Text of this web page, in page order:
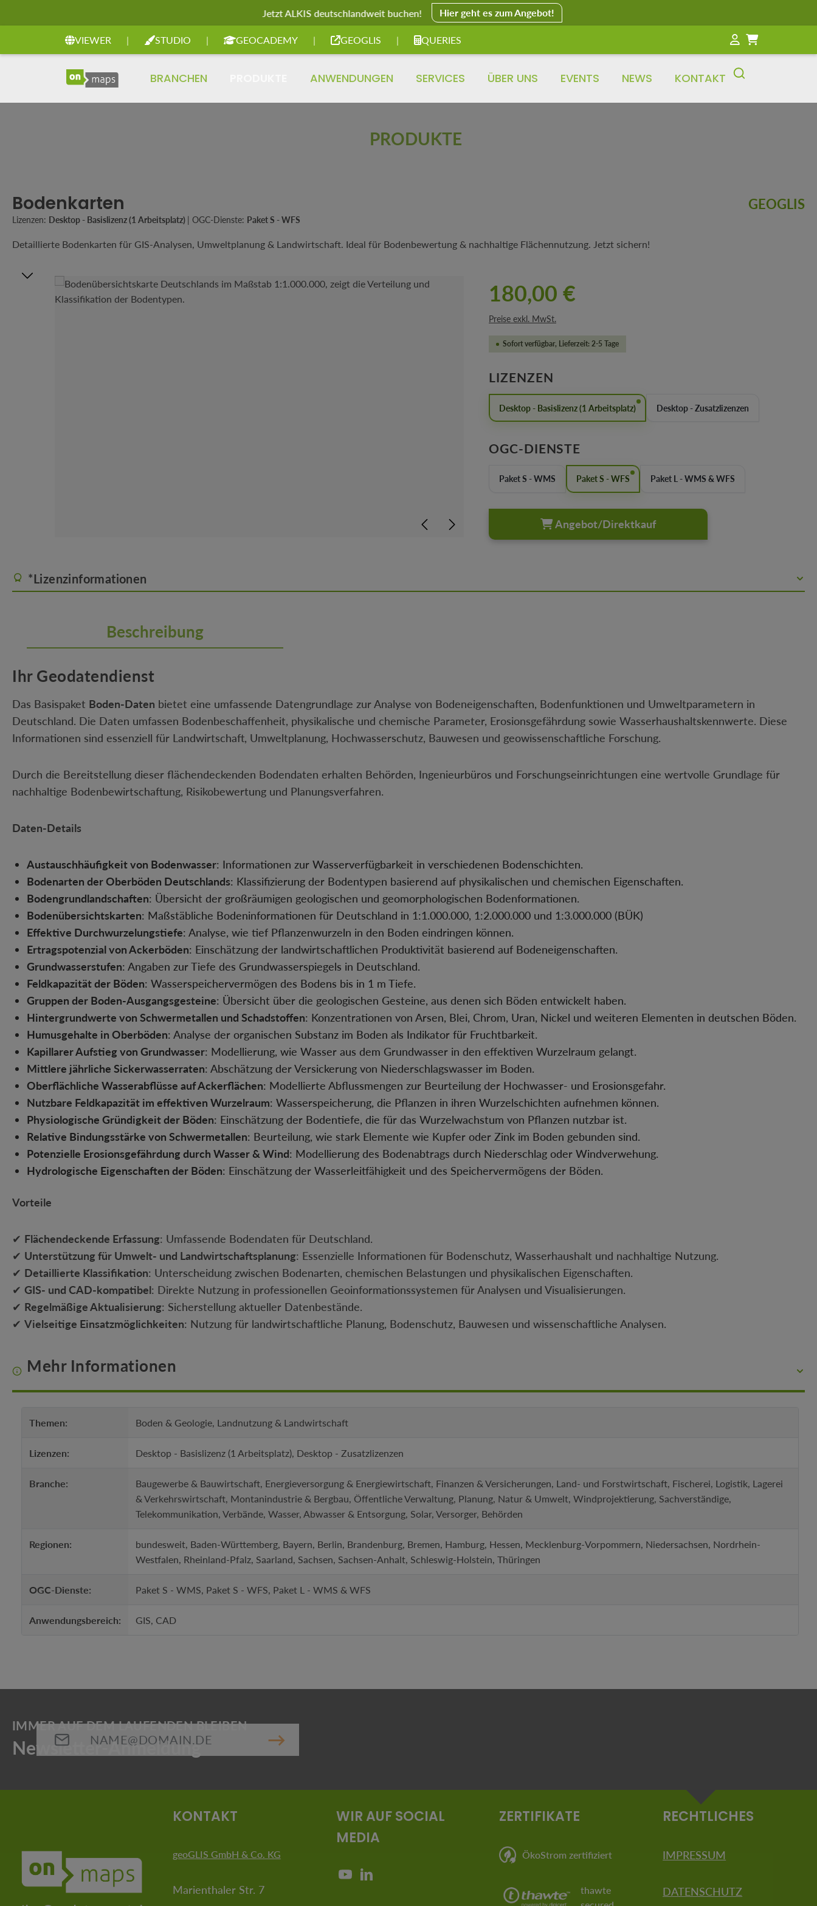
Jetzt ALKIS deutschlandweit buchen! Hier geht es zum Angebot!
VIEWER | STUDIO | GEOCADEMY | GEOGLIS | QUERIES
BRANCHEN ANWENDUNGEN SERVICES ÜBER UNS EVENTS NEWS KONTAKT
PRODUKTE
Bodenkarten
Lizenzen: Desktop - Basislizenz (1 Arbeitsplatz) | OGC-Dienste: Paket S - WFS
GEOGLIS
Detaillierte Bodenkarten für GIS-Analysen, Umweltplanung & Landwirtschaft. Ideal für Bodenbewertung & nachhaltige Flächennutzung. Jetzt sichern!
Bildergalerie überspringen 180,00 €
Preise exkl. MwSt.
Sofort verfügbar, Lieferzeit: 2-5 Tage
LIZENZEN
Desktop - Basislizenz (1 Arbeitsplatz) Desktop - Zusatzlizenzen
OGC-DIENSTE
Paket S - WMS Paket S - WFS Paket L - WMS & WFS
Angebot/Direktkauf
*Lizenzinformationen
Beschreibung
Ihr Geodatendienst
Das Basispaket Boden-Daten bietet eine umfassende Datengrundlage zur Analyse von Bodeneigenschaften, Bodenfunktionen und Umweltparametern in
Deutschland. Die Daten umfassen Bodenbeschaffenheit, physikalische und chemische Parameter, Erosionsgefährdung sowie Wasserhaushaltskennwerte. Diese
Informationen sind essenziell für Landwirtschaft, Umweltplanung, Hochwasserschutz, Bauwesen und geowissenschaftliche Forschung.
Durch die Bereitstellung dieser flächendeckenden Bodendaten erhalten Behörden, Ingenieurbüros und Forschungseinrichtungen eine wertvolle Grundlage für
nachhaltige Bodenbewirtschaftung, Risikobewertung und Planungsverfahren.
Daten-Details
Austauschhäufigkeit von Bodenwasser: Informationen zur Wasserverfügbarkeit in verschiedenen Bodenschichten.
Bodenarten der Oberböden Deutschlands: Klassifizierung der Bodentypen basierend auf physikalischen und chemischen Eigenschaften.
Bodengrundlandschaften: Übersicht der großräumigen geologischen und geomorphologischen Bodenformationen.
Bodenübersichtskarten: Maßstäbliche Bodeninformationen für Deutschland in 1:1.000.000, 1:2.000.000 und 1:3.000.000 (BÜK)
Effektive Durchwurzelungstiefe: Analyse, wie tief Pflanzenwurzeln in den Boden eindringen können.
Ertragspotenzial von Ackerböden: Einschätzung der landwirtschaftlichen Produktivität basierend auf Bodeneigenschaften.
Grundwasserstufen: Angaben zur Tiefe des Grundwasserspiegels in Deutschland.
Feldkapazität der Böden: Wasserspeichervermögen des Bodens bis in 1 m Tiefe.
Gruppen der Boden-Ausgangsgesteine: Übersicht über die geologischen Gesteine, aus denen sich Böden entwickelt haben.
Hintergrundwerte von Schwermetallen und Schadstoffen: Konzentrationen von Arsen, Blei, Chrom, Uran, Nickel und weiteren Elementen in deutschen Böden.
Humusgehalte in Oberböden: Analyse der organischen Substanz im Boden als Indikator für Fruchtbarkeit.
Kapillarer Aufstieg von Grundwasser: Modellierung, wie Wasser aus dem Grundwasser in den effektiven Wurzelraum gelangt.
Mittlere jährliche Sickerwasserraten: Abschätzung der Versickerung von Niederschlagswasser im Boden.
Oberflächliche Wasserabflüsse auf Ackerflächen: Modellierte Abflussmengen zur Beurteilung der Hochwasser- und Erosionsgefahr.
Nutzbare Feldkapazität im effektiven Wurzelraum: Wasserspeicherung, die Pflanzen in ihren Wurzelschichten aufnehmen können.
Physiologische Gründigkeit der Böden: Einschätzung der Bodentiefe, die für das Wurzelwachstum von Pflanzen nutzbar ist.
Relative Bindungsstärke von Schwermetallen: Beurteilung, wie stark Elemente wie Kupfer oder Zink im Boden gebunden sind.
Potenzielle Erosionsgefährdung durch Wasser & Wind: Modellierung des Bodenabtrags durch Niederschlag oder Windverwehung.
Hydrologische Eigenschaften der Böden: Einschätzung der Wasserleitfähigkeit und des Speichervermögens der Böden.
Vorteile
✔ Flächendeckende Erfassung: Umfassende Bodendaten für Deutschland.
✔ Unterstützung für Umwelt- und Landwirtschaftsplanung: Essenzielle Informationen für Bodenschutz, Wasserhaushalt und nachhaltige Nutzung.
✔ Detaillierte Klassifikation: Unterscheidung zwischen Bodenarten, chemischen Belastungen und physikalischen Eigenschaften.
✔ GIS- und CAD-kompatibel: Direkte Nutzung in professionellen Geoinformationssystemen für Analysen und Visualisierungen.
✔ Regelmäßige Aktualisierung: Sicherstellung aktueller Datenbestände.
✔ Vielseitige Einsatzmöglichkeiten: Nutzung für landwirtschaftliche Planung, Bodenschutz, Bauwesen und wissenschaftliche Analysen.
Mehr Informationen
Themen: Boden & Geologie, Landnutzung & Landwirtschaft
Lizenzen: Desktop - Basislizenz (1 Arbeitsplatz), Desktop - Zusatzlizenzen
Branche:
Baugewerbe & Bauwirtschaft, Energieversorgung & Energiewirtschaft, Finanzen & Versicherungen, Land- und Forstwirtschaft, Fischerei, Logistik, Lagerei
& Verkehrswirtschaft, Montanindustrie & Bergbau, Öffentliche Verwaltung, Planung, Natur & Umwelt, Windprojektierung, Sachverständige,
Telekommunikation, Verbände, Wasser, Abwasser & Entsorgung, Solar, Versorger, Behörden
Regionen:
bundesweit, Baden-Württemberg, Bayern, Berlin, Brandenburg, Bremen, Hamburg, Hessen, Mecklenburg-Vorpommern, Niedersachsen, Nordrhein-
Westfalen, Rheinland-Pfalz, Saarland, Sachsen, Sachsen-Anhalt, Schleswig-Holstein, Thüringen
OGC-Dienste: Paket S - WMS, Paket S - WFS, Paket L - WMS & WFS
Anwendungsbereich: GIS, CAD
KONTAKT
geoGLIS GmbH & Co. KG
Marienthaler Str. 7
WIR AUF SOCIAL
MEDIA
ZERTIFIKATE
ÖkoStrom zertifiziert
thawte
RECHTLICHES
IMPRESSUM
DATENSCHUTZ